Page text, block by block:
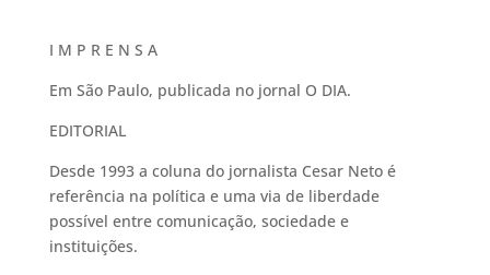
I M P R E N S A
Em São Paulo, publicada no jornal O DIA.
EDITORIAL
Desde 1993 a coluna do jornalista Cesar Neto é
referência na política e uma via de liberdade
possível entre comunicação, sociedade e
instituições.